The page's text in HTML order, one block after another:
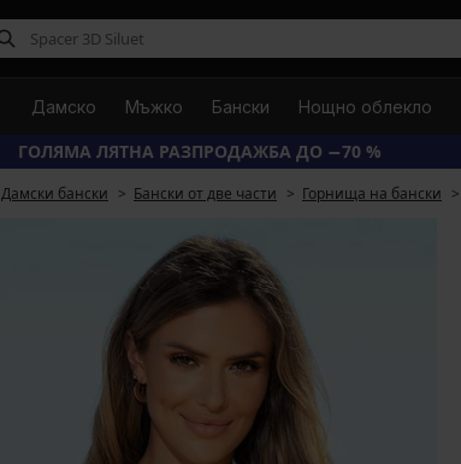
Дамско Мъжко Бански Нощно облекло
ГОЛЯМА ЛЯТНА РАЗПРОДАЖБА ДО −70 %
Дамски бански Бански от две части Горнища на бански